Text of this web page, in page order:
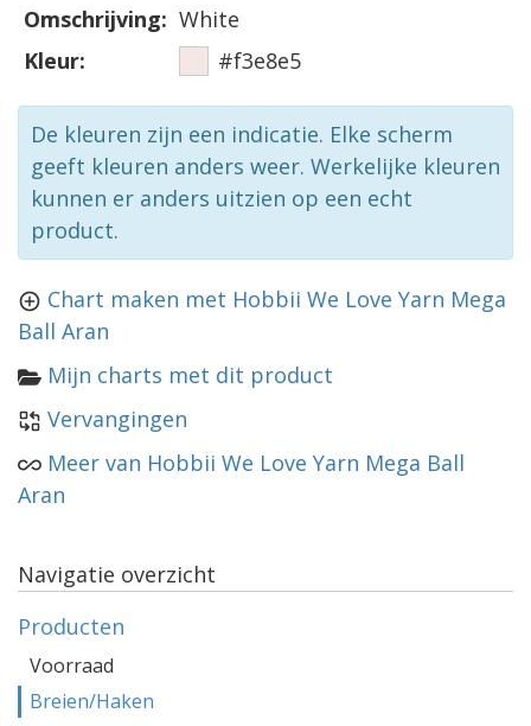
Omschrijving: White
Kleur:
#f3e8e5
De kleuren zijn een indicatie. Elke scherm
geeft kleuren anders weer. Werkelijke kleuren
kunnen er anders uitzien op een echt
product.
Chart maken met Hobbii We Love Yarn Mega
Ball Aran
Mijn charts met dit product
Vervangingen
Meer van Hobbii We Love Yarn Mega Ball
Aran
Navigatie overzicht
Producten
Voorraad
Breien/Haken